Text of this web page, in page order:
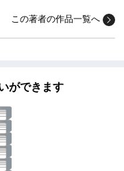
この著者の作品一覧へ
ができます